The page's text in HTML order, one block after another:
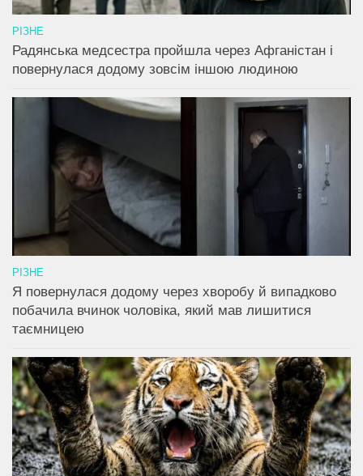
РІЗНЕ
Радянська медсестра пройшла через Афганістан і
повернулася додому зовсім іншою людиною
РІЗНЕ
Я повернулася додому через хворобу й випадково
побачила вчинок чоловіка, який мав лишитися
таємницею